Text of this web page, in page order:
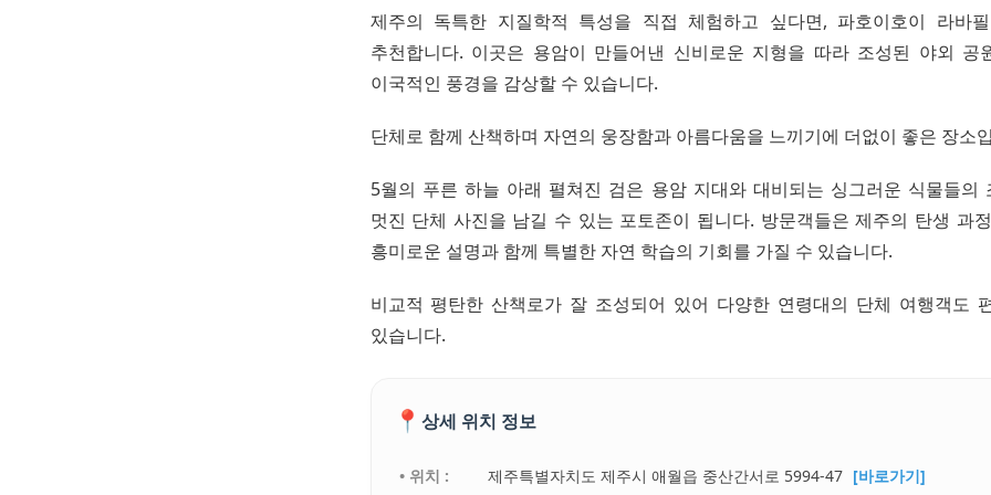
제주의 독특한 지질학적 특성을 직접 체험하고 싶다면, 파호이호이 라바
추천합니다. 이곳은 용암이 만들어낸 신비로운 지형을 따라 조성된 야외 공
이국적인 풍경을 감상할 수 있습니다.
단체로 함께 산책하며 자연의 웅장함과 아름다움을 느끼기에 더없이 좋은 장소
5월의 푸른 하늘 아래 펼쳐진 검은 용암 지대와 대비되는 싱그러운 식물들의
멋진 단체 사진을 남길 수 있는 포토존이 됩니다. 방문객들은 제주의 탄생 과
흥미로운 설명과 함께 특별한 자연 학습의 기회를 가질 수 있습니다.
비교적 평탄한 산책로가 잘 조성되어 있어 다양한 연령대의 단체 여행객도
있습니다.
📍 상세 위치 정보
• 위치 : 제주특별자치도 제주시 애월읍 중산간서로 5994-47 [바로가기]